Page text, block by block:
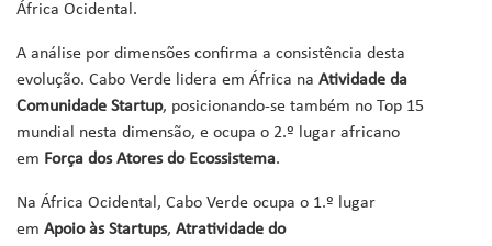
África Ocidental.
A análise por dimensões confirma a consistência desta
evolução. Cabo Verde lidera em África na Atividade da
Comunidade Startup, posicionando-se também no Top 15
mundial nesta dimensão, e ocupa o 2.º lugar africano
em Força dos Atores do Ecossistema.
Na África Ocidental, Cabo Verde ocupa o 1.º lugar
em Apoio às Startups, Atratividade do